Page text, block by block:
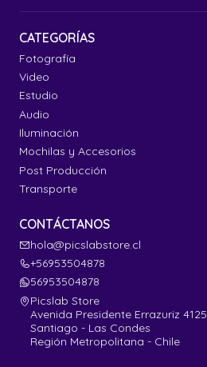
CATEGORÍAS
Fotografía
Video
Estudio
Audio
Iluminación
Mochilas y Accesorios
Post Producción
Transporte
CONTÁCTANOS
hola@picslabstore.cl
+56953504878
56953504878
Picslab Store
Avenida Presidente Errazuriz 4125
Santiago - Las Condes
Región Metropolitana - Chile